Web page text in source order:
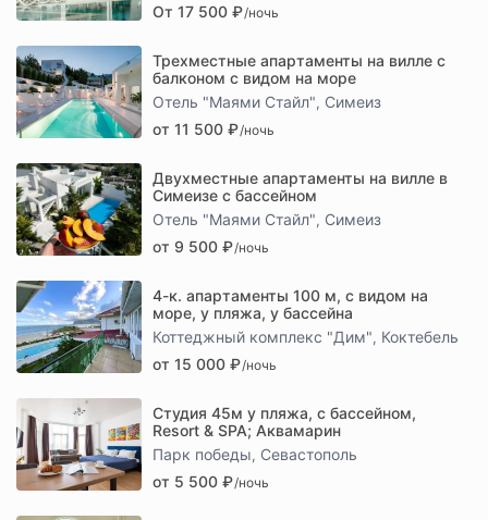
От 17 500 ₽/ночь
Трехместные апартаменты на вилле с
балконом с видом на море
Отель "Маями Стайл", Симеиз
от 11 500 ₽/ночь
Двухместные апартаменты на вилле в
Симеизе с бассейном
Отель "Маями Стайл", Симеиз
от 9 500 ₽/ночь
4-к. апартаменты 100 м, c видом на
море, у пляжа, у бассейна
Коттеджный комплекс "Дим", Коктебель
от 15 000 ₽/ночь
Cтудия 45м у пляжа, с бассейном,
Resort & SPA; Аквамарин
Парк победы, Севастополь
от 5 500 ₽/ночь